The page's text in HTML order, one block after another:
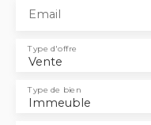
Email
Vente
Type d'offre
Immeuble
Type de bien